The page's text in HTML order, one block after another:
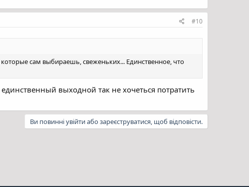
#10
сам выбираешь, свеженьких... Единственное, что
выходной так не хочеться потратить
Ви повинні увійти або зареєструватися, щоб відповісти.